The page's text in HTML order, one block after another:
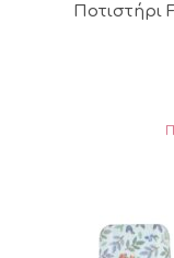
Ποτιστήρι